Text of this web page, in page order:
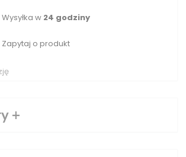
Wysyłka w 24 godziny
Zapytaj o produkt
+